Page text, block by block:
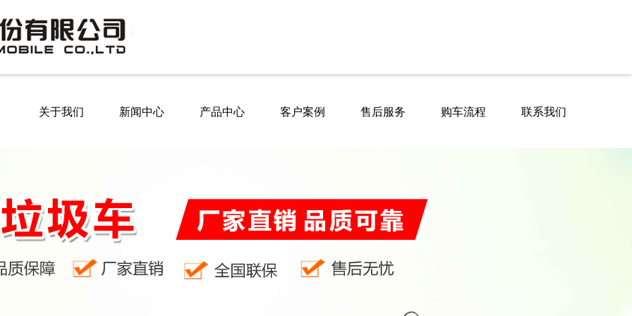
关于我们 新闻中心 产品中心 客户案例 售后服务 购车流程 联系我们